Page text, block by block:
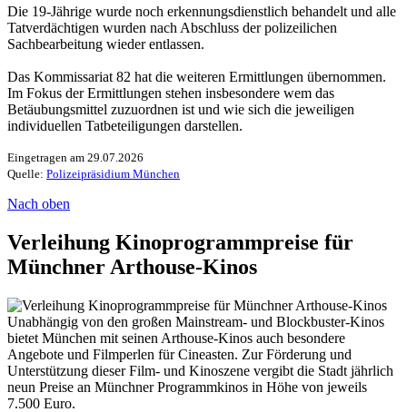
Die 19-Jährige wurde noch erkennungsdienstlich behandelt und alle
Tatverdächtigen wurden nach Abschluss der polizeilichen
Sachbearbeitung wieder entlassen.
Das Kommissariat 82 hat die weiteren Ermittlungen übernommen.
Im Fokus der Ermittlungen stehen insbesondere wem das
Betäubungsmittel zuzuordnen ist und wie sich die jeweiligen
individuellen Tatbeteiligungen darstellen.
Eingetragen am 29.07.2026
Quelle: Polizeipräsidium München
Nach oben
Verleihung Kinoprogrammpreise für
Münchner Arthouse-Kinos
Unabhängig von den großen Mainstream- und Blockbuster-Kinos
bietet München mit seinen Arthouse-Kinos auch besondere
Angebote und Filmperlen für Cineasten. Zur Förderung und
Unterstützung dieser Film- und Kinoszene vergibt die Stadt jährlich
neun Preise an Münchner Programmkinos in Höhe von jeweils
7.500 Euro.